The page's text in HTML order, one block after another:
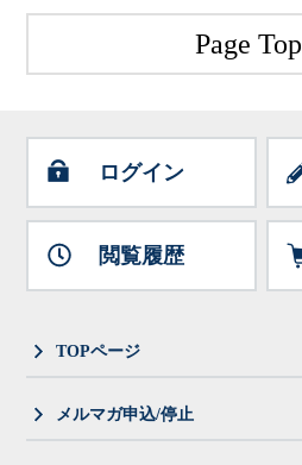
Page Top
ログイン
閲覧履歴
TOPページ
メルマガ申込/停止